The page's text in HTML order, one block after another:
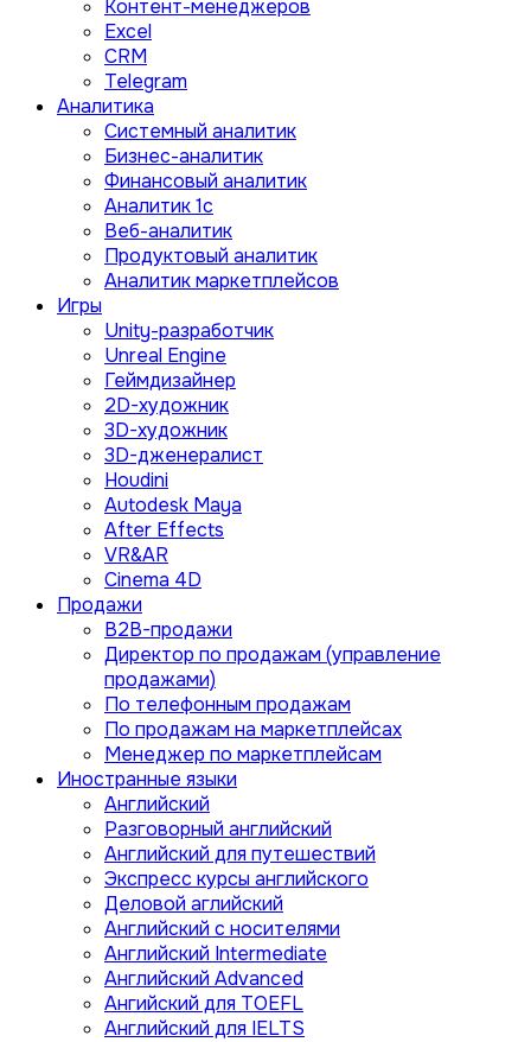
Контент-менеджеров
Excel
CRM
Telegram
Аналитика
Системный аналитик
Бизнес-аналитик
Финансовый аналитик
Aналитик 1с
Веб-аналитик
Продуктовый аналитик
Аналитик маркетплейсов
Игры
Unity-разработчик
Unreal Engine
Геймдизайнер
2D-художник
3D-художник
3D-дженералист
Houdini
Autodesk Maya
After Effects
VR&AR
Cinema 4D
Продажи
B2B-продажи
Директор по продажам (управление
продажами)
По телефонным продажам
По продажам на маркетплейсах
Менеджер по маркетплейсам
Иностранные языки
Английский
Разговорный английский
Английский для путешествий
Экспресс курсы английского
Деловой аглийский
Английский с носителями
Английский Intermediate
Английский Advanced
Ангийский для TOEFL
Английский для IELTS